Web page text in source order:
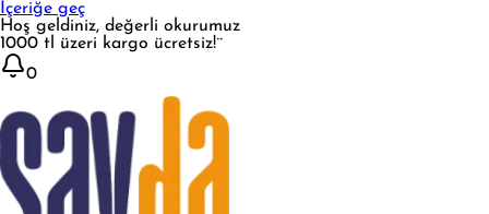
İçeriğe geç
Hoş geldiniz, değerli okurumuz
1000 tl üzeri kargo ücretsiz!¨
0